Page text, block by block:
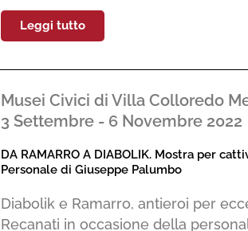
Leggi tutto
Musei Civici di Villa Colloredo
3 Settembre - 6 Novembre 2022
DA RAMARRO A DIABOLIK. Mostra per
Personale di Giuseppe Palumbo
Diabolik e Ramarro, antieroi per
Recanati in occasione della